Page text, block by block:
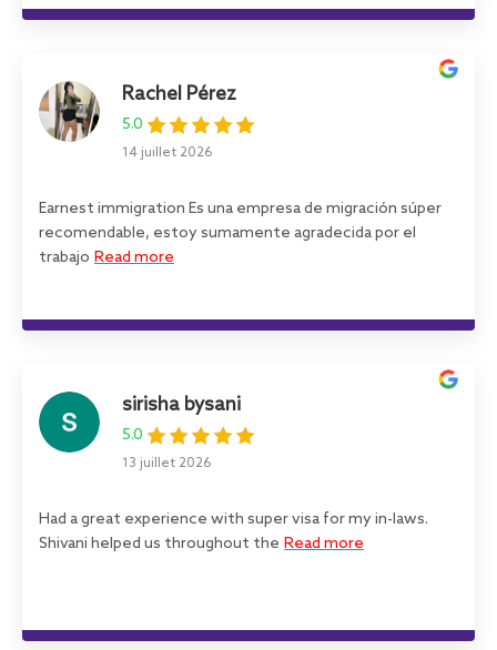
Rachel Pérez
5.0
14 juillet 2026
Earnest immigration Es una empresa de migración súper
recomendable, estoy sumamente agradecida por el
trabajo Read more
sirisha bysani
5.0
13 juillet 2026
Had a great experience with super visa for my in-laws.
Shivani helped us throughout the Read more